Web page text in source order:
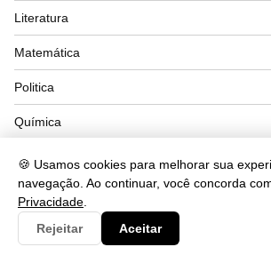
🍪 Usamos cookies para melhorar sua
navegação. Ao continuar, você concorda
Privacidade
Rejeitar
Aceitar
Literatura
Matemática
Politica
Química
Redação
Saude
Seguranca